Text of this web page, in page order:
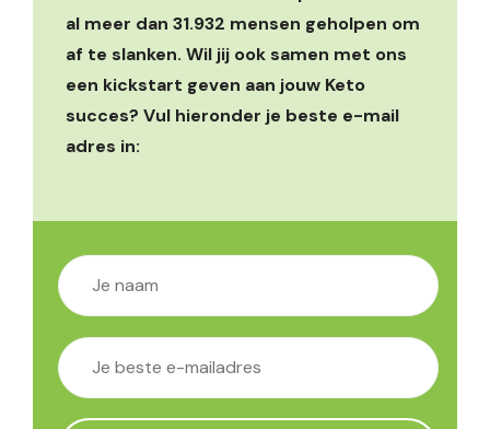
al meer dan 31.932 mensen geholpen om
af te slanken. Wil jij ook samen met ons
een kickstart geven aan jouw Keto
succes? Vul hieronder je beste e-mail
adres in: